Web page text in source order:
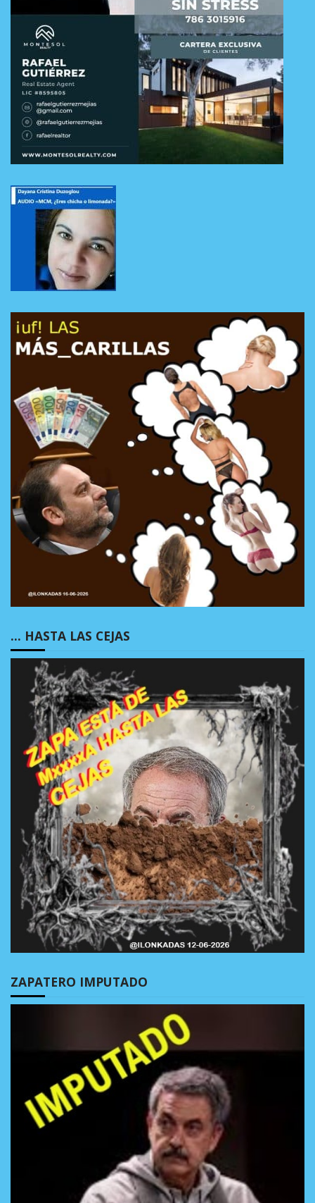
… HASTA LAS CEJAS
ZAPATERO IMPUTADO